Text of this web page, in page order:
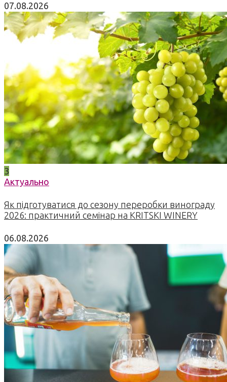
07.08.2026
3
Актуально
Як підготуватися до сезону переробки винограду
2026: практичний семінар на KRITSKI WINERY
06.08.2026